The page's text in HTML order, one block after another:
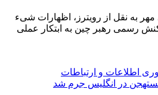
به نقل از رویترز، اظهارات شیء
رسمی رهبر چین به ابتکار عملی
اطلاعات و ارتباطات